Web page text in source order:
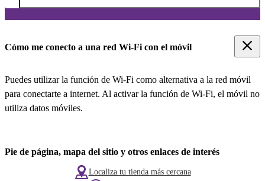
Cómo me conecto a una red Wi-Fi con el móvil
Puedes utilizar la función de Wi-Fi como alternativa a la red móvil
para conectarte a internet. Al activar la función de Wi-Fi, el móvil no
utiliza datos móviles.
Pie de página, mapa del sitio y otros enlaces de interés
Localiza tu tienda más cercana